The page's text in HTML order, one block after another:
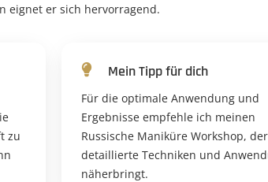
eignet er sich hervorragend.
zu
Mein Tipp für dich
Für die optimale Anwendung und
Ergebnisse empfehle ich meinen
Russische Maniküre Workshop,
detaillierte Techniken und
näherbringt.